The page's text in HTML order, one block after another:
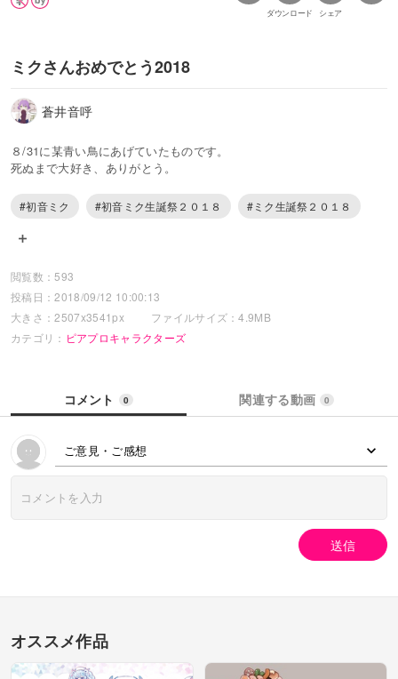
ダウンロード シェア
ミクさんおめでとう2018
蒼井音呼
８/31に某青い鳥にあげていたものです。
死ぬまで大好き、ありがとう。
#初音ミク #初音ミク生誕祭２０１８ #ミク生誕祭２０１８
閲覧数：593
投稿日：2018/09/12 10:00:13
大きさ：2507x3541px
ファイルサイズ：4.9MB
カテゴリ： ピアプロキャラクターズ
コメント 0 関連する動画 0
ご意見・ご感想
送信
オススメ作品